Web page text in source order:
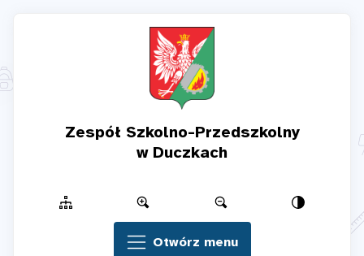
Zespół Szkolno-Przedszkolny
w Duczkach
Otwórz menu